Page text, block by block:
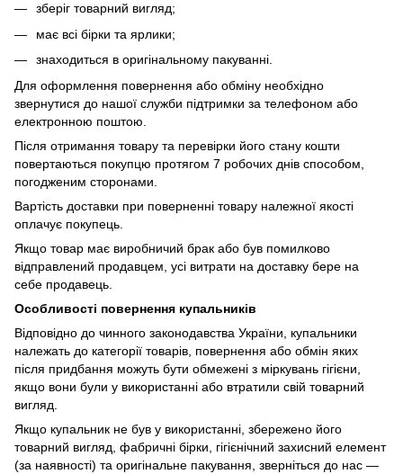
зберіг товарний вигляд;
має всі бірки та ярлики;
знаходиться в оригінальному пакуванні.
Для оформлення повернення або обміну необхідно
звернутися до нашої служби підтримки за телефоном або
електронною поштою.
Після отримання товару та перевірки його стану кошти
повертаються покупцю протягом 7 робочих днів способом,
погодженим сторонами.
Вартість доставки при поверненні товару належної якості
оплачує покупець.
Якщо товар має виробничий брак або був помилково
відправлений продавцем, усі витрати на доставку бере на
себе продавець.
Особливості повернення купальників
Відповідно до чинного законодавства України, купальники
належать до категорії товарів, повернення або обмін яких
після придбання можуть бути обмежені з міркувань гігієни,
якщо вони були у використанні або втратили свій товарний
вигляд.
Якщо купальник не був у використанні, збережено його
товарний вигляд, фабричні бірки, гігієнічний захисний елемент
(за наявності) та оригінальне пакування, зверніться до нас —